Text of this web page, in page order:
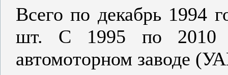
Всего по декабрь 1994
шт. С 1995 по 2010
автомоторном заводе